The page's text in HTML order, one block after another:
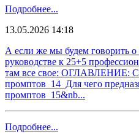
Подробнее...
13.05.2026 14:18
А если же мы будем говорить
руководстве к 25+5
там все свое: ОГЛАВЛЕНИЕ:
промптов 14 Для чего
промптов 15&nb...
Подробнее...